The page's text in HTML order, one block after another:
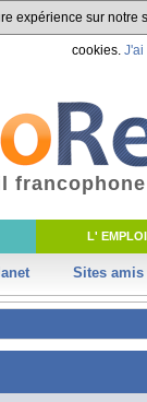
expérience sur
cookies. J'ai
L' EMPLOI
Sites amis